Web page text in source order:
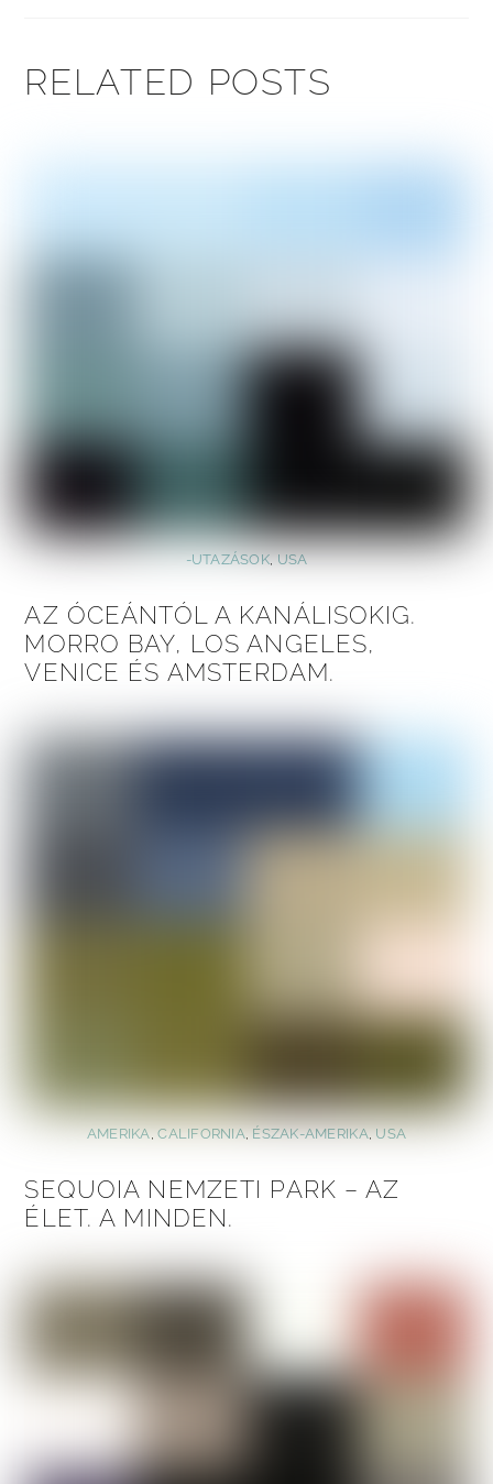
RELATED POSTS
-UTAZÁSOK,USA
AZ ÓCEÁNTÓL A KANÁLISOKIG.
MORRO BAY, LOS ANGELES,
VENICE ÉS AMSTERDAM.
AMERIKA,CALIFORNIA, ÉSZAK-AMERIKA, USA
SEQUOIA NEMZETI PARK – AZ
ÉLET. A MINDEN.